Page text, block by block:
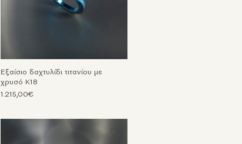
Εξαίσιο δαχτυλίδι τιτανίου με
χρυσό Κ18
1.215,00€